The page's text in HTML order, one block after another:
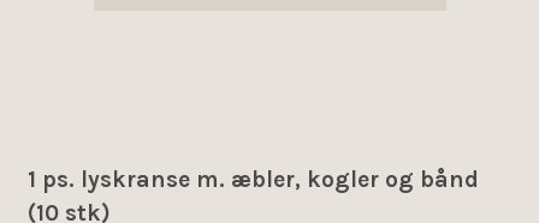
1 ps. lyskranse m. æbler, kogler og bånd
(10 stk)